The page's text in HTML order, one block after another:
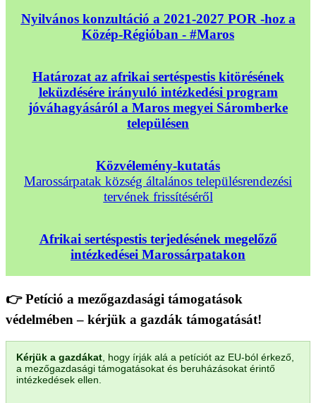
Nyilvános konzultáció a 2021-2027 POR -hoz a
Közép-Régióban - #Maros
Határozat az afrikai sertéspestis kitörésének
leküzdésére irányuló intézkedési program
jóváhagyásáról a Maros megyei Sáromberke
településen
Közvélemény-kutatás
Marossárpatak község általános településrendezési
tervének frissítéséről
Afrikai sertéspestis terjedésének megelőző
intézkedései Marossárpatakon
👉 Petíció a mezőgazdasági támogatások
védelmében – kérjük a gazdák támogatását!
Kérjük a gazdákat , hogy írják alá a petíciót az EU-ból érkező,
a mezőgazdasági támogatásokat és beruházásokat érintő
intézkedések ellen.